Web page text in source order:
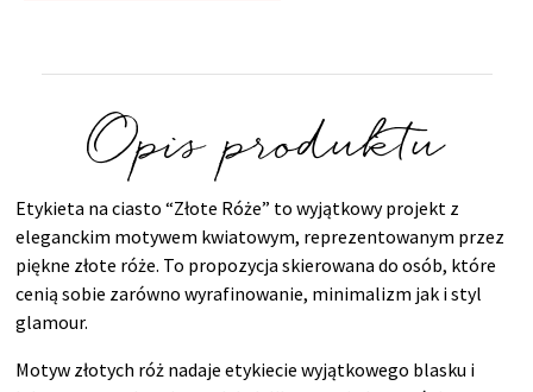
Opis produktu
Etykieta na ciasto “Złote Róże” to wyjątkowy projekt z
eleganckim motywem kwiatowym, reprezentowanym przez
piękne złote róże. To propozycja skierowana do osób, które
cenią sobie zarówno wyrafinowanie, minimalizm jak i styl
glamour.
Motyw złotych róż nadaje etykiecie wyjątkowego blasku i